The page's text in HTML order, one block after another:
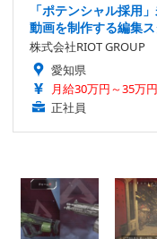
「ポテンシャル採用
動画を制作する編集
株式会社RIOT GROUP
愛知県
月給30万円～35万円
正社員